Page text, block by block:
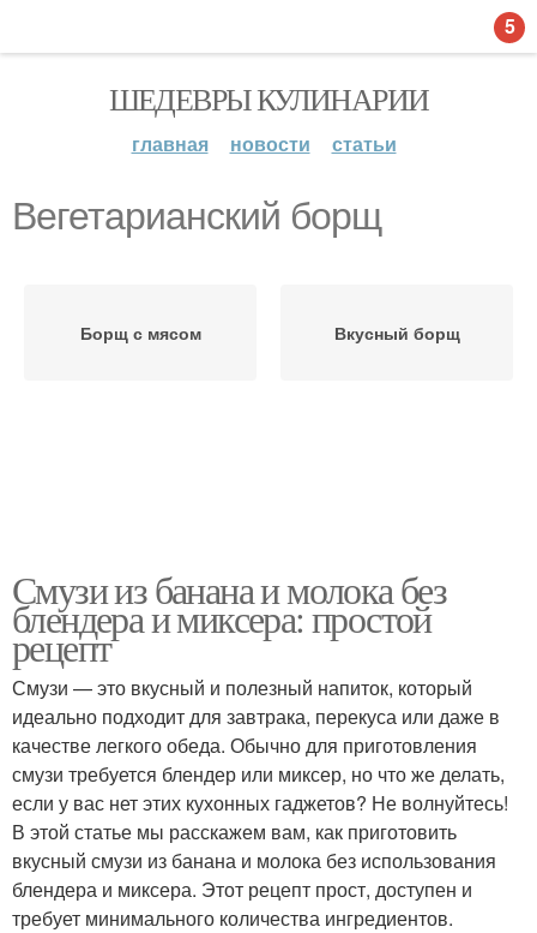
ШЕДЕВРЫ КУЛИНАРИИ
главная новости статьи
Вегетарианский борщ
Борщ с мясом Вкусный борщ
Смузи из банана и молока без
блендера и миксера: простой
рецепт
Смузи — это вкусный и полезный напиток, который
идеально подходит для завтрака, перекуса или даже в
качестве легкого обеда. Обычно для приготовления
смузи требуется блендер или миксер, но что же делать,
если у вас нет этих кухонных гаджетов? Не волнуйтесь!
В этой статье мы расскажем вам, как приготовить
вкусный смузи из банана и молока без использования
блендера и миксера. Этот рецепт прост, доступен и
требует минимального количества ингредиентов.
5